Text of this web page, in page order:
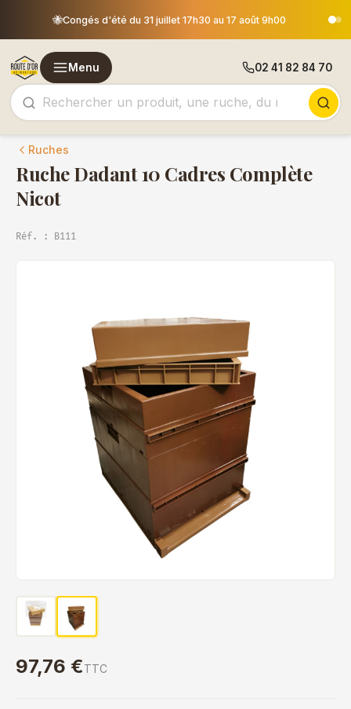
🐝
Les commandes passées après le 30 juillet 12h00 seront
expédiées le 18 août
Menu 02 41 82 84 70
Ruches
Ruche Dadant 10 Cadres Complète
Nicot
Réf. : B111
97,76 €TTC